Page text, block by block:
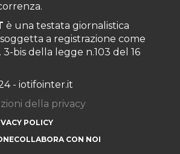
è una testata giornalistica
a registrazione come
3-bis della legge n.103 del 16
- iotifointer.it
della privacy
POLICY
COLLABORA CON NOI